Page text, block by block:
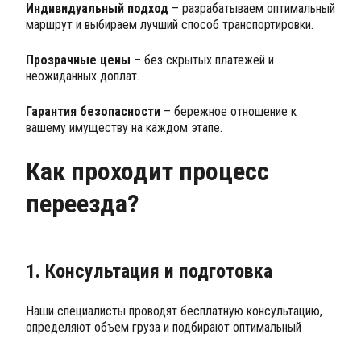
Индивидуальный подход – разрабатываем оптимальный
маршрут и выбираем лучший способ транспортировки.
Прозрачные цены – без скрытых платежей и
неожиданных доплат.
Гарантия безопасности – бережное отношение к
вашему имуществу на каждом этапе.
Как проходит процесс
переезда?
1. Консультация и подготовка
Наши специалисты проводят бесплатную консультацию,
определяют объем груза и подбирают оптимальный